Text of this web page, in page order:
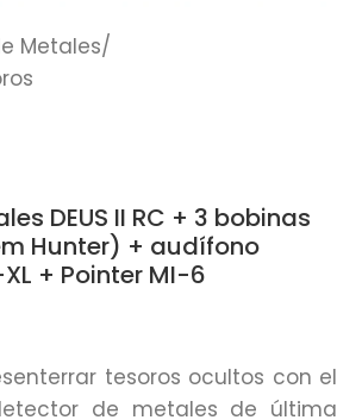
Metales/
DEUS II RC + 3 bobinas
Hunter) + audífono
+ Pointer MI-6
tesoros ocultos con el
de metales de última